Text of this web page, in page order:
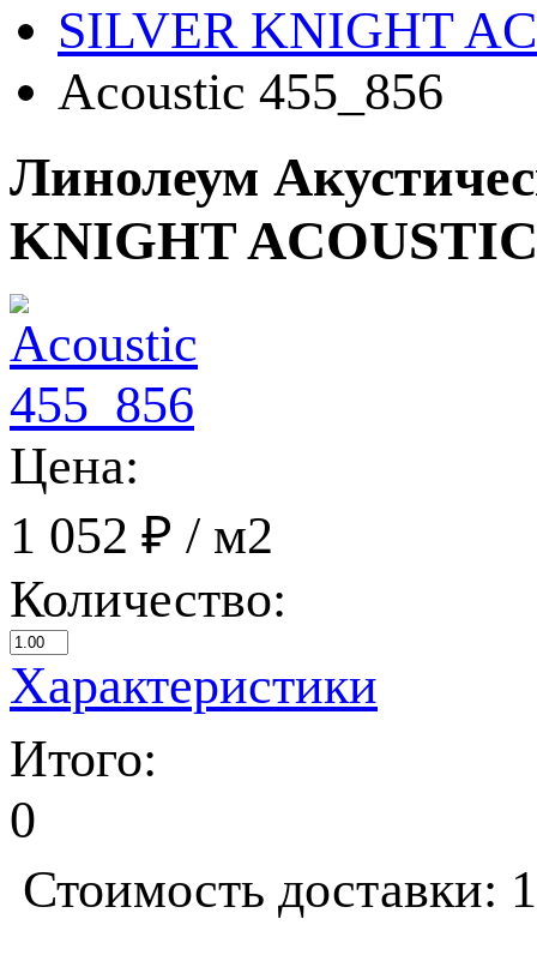
SILVER KNIGHT
Acoustic 455_856
Линолеум
KNIGHT ACOUSTIC
Цена:
1 052 ₽ / м2
Количество:
Характеристики
Итого:
0
Стоимость